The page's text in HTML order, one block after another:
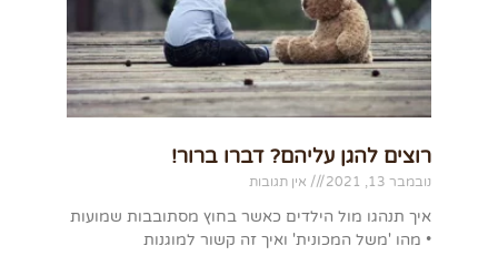
רוצים להגן עליהם? דברו ברור!
נובמבר 13, 2021 אין תגובות
איך תנהגו מול הילדים כאשר בחוץ מסתובבות שמועות
• מהו 'משל המכונית' ואיך זה קשור למוגנות